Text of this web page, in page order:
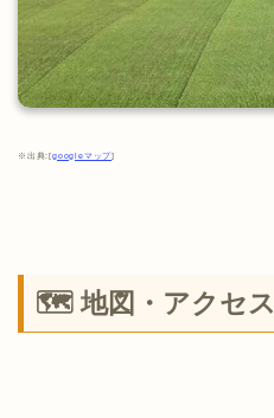
※出典:[googleマップ]
🗺 地図・アクセス